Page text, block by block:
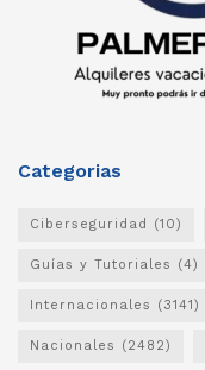
Categorias
Ciberseguridad (10)
Guías y Tutoriales (4)
Internacionales (3141)
Nacionales (2482)